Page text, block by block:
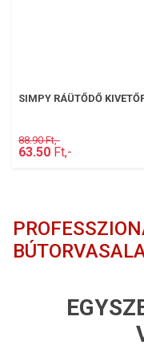
SIMPY RÁÜTŐDŐ
88.90 Ft,-
63.50 Ft,-